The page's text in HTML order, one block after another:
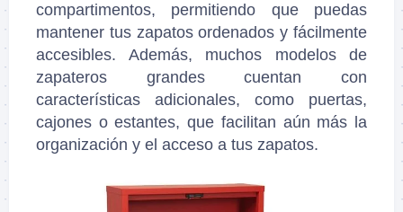
compartimentos, permitiendo que puedas
mantener tus zapatos ordenados y fácilmente
accesibles. Además, muchos modelos de
zapateros grandes cuentan con
características adicionales, como puertas,
cajones o estantes, que facilitan aún más la
organización y el acceso a tus zapatos.